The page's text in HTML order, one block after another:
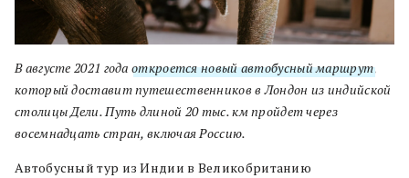
В августе 2021 года откроется новый автобусный маршрут,
который доставит путешественников в Лондон из индийской
столицы Дели. Путь длиной 20 тыс. км пройдет через
восемнадцать стран, включая Россию.
Автобусный тур из Индии в Великобританию